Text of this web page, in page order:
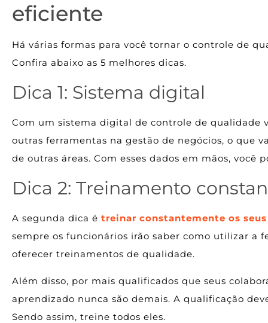
eficiente
Há várias formas para você tornar o controle de
Confira abaixo as 5 melhores dicas.
Dica 1: Sistema digital
Com um sistema digital de controle de qualidade
outras ferramentas na gestão de negócios, o que
de outras áreas. Com esses dados em mãos, você
Dica 2: Treinamento
A segunda dica é treinar constantemente os
sempre os funcionários irão saber como utilizar a
oferecer treinamentos de qualidade.
Além disso, por mais qualificados que seus
aprendizado nunca são demais. A qualificação
Sendo assim, treine todos eles.